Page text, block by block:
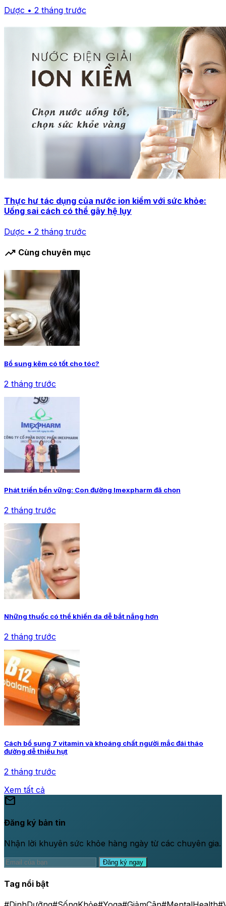
Dược • 2 tháng trước
Thực hư tác dụng của nước ion kiềm với sức khỏe:
Uống sai cách có thể gây hệ lụy
Dược • 2 tháng trước
trending_up Cùng chuyên mục
Bổ sung kẽm có tốt cho tóc?
2 tháng trước
Phát triển bền vững: Con đường Imexpharm đã chọn
2 tháng trước
Những thuốc có thể khiến da dễ bắt nắng hơn
2 tháng trước
Cách bổ sung 7 vitamin và khoáng chất người mắc đái tháo
đường dễ thiếu hụt
2 tháng trước
Xem tất cả
mail
Đăng ký bản tin
Nhận lời khuyên sức khỏe hàng ngày từ các chuyên gia.
Đăng ký ngay
Tag nổi bật